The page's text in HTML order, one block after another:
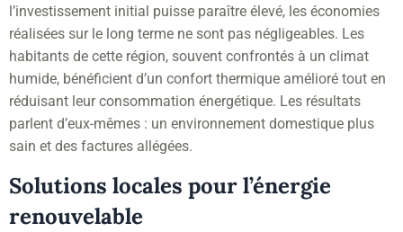
l’investissement initial puisse paraître élevé, les économies
réalisées sur le long terme ne sont pas négligeables. Les
habitants de cette région, souvent confrontés à un climat
humide, bénéficient d’un confort thermique amélioré tout en
réduisant leur consommation énergétique. Les résultats
parlent d’eux-mêmes : un environnement domestique plus
sain et des factures allégées.
Solutions locales pour l’énergie
renouvelable